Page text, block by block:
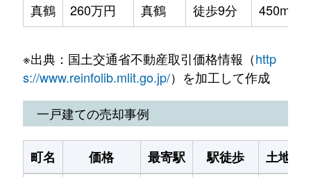
真鶴
260万円 真鶴 徒歩9分 450m²
※出典：国土交通省不動産取引価格情報（http
s://www.reinfolib.mlit.go.jp/）を加工して作成
一戸建ての売却事例
町名 価格 最寄駅 駅徒歩
土地面